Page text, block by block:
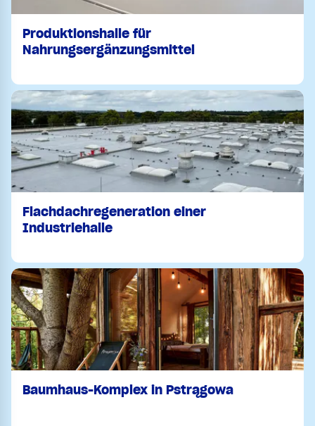
Produktionshalle für
Nahrungsergänzungsmittel
Flachdachregeneration einer
Industriehalle
Baumhaus-Komplex in Pstrągowa